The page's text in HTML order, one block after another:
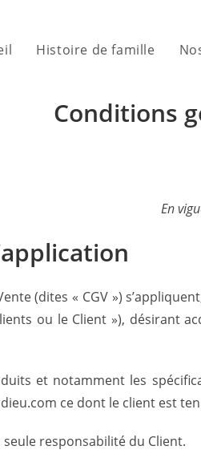
Histoire de famille
Conditions
En
(dites « CGV »)
ou le Client »), désirant
et notamment les
ce dont le client est
seule responsabilité du Client.